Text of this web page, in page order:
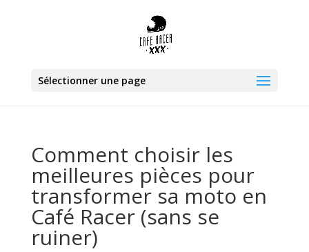
Sélectionner une page
Comment choisir les
meilleures pièces pour
transformer sa moto en
Café Racer (sans se
ruiner)